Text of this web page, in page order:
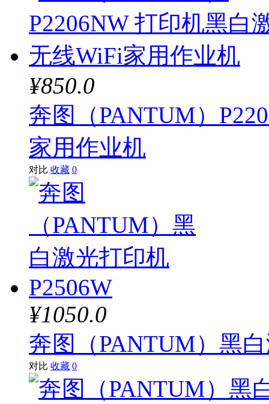
¥850.0
奔图（PANTUM）
家用作业机
对比 收藏 0
¥1050.0
奔图（PANTUM）黑
对比 收藏 0